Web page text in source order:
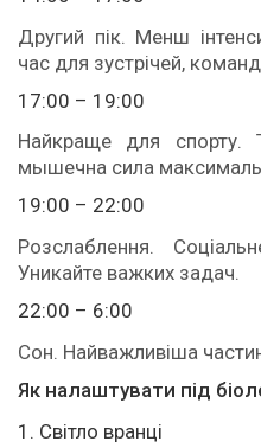
Другий пік. Менш
час для зустрічей,
17:00 – 19:00
Найкраще для спорту.
мышечна сила
19:00 – 22:00
Розслаблення.
Уникайте важких задач.
22:00 – 6:00
Сон. Найважливіша
Як налаштувати під
1. Світло вранці